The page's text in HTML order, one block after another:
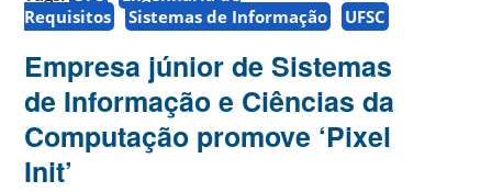
Requisitos
Sistemas de Informação UFSC
Empresa júnior de Sistemas
de Informação e Ciências da
Computação promove ‘Pixel
Init’